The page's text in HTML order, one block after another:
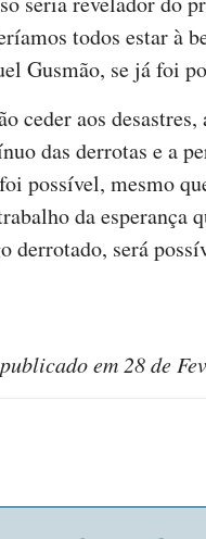
todos estar à
Gusmão, se já foi
ceder aos
das derrotas e a
possível, mesmo
da esperança
derrotado, será
em 28 de